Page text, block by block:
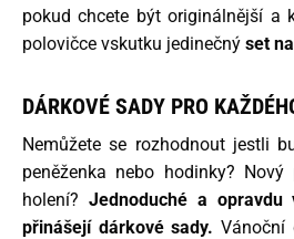
pokud chcete být originálnější a
polovičce vskutku jedinečný set
DÁRKOVÉ SADY PRO
Nemůžete se rozhodnout jestli
peněženka nebo hodinky?
holení? Jednoduché a
přinášejí dárkové sady. Vánoční